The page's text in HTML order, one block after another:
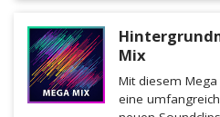
Mix
Mit diesem
eine